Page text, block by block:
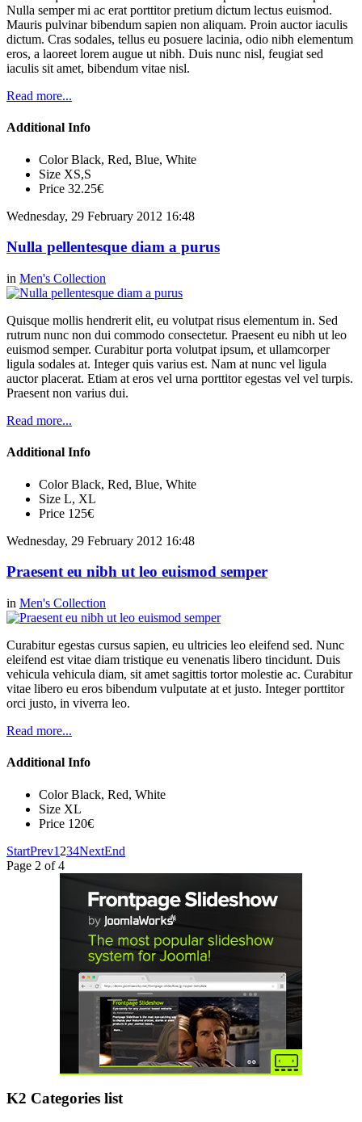
Nulla semper mi ac erat porttitor pretium dictum lectus euismod.
Mauris pulvinar bibendum sapien non aliquam. Proin auctor iaculis
dictum. Cras sodales, tellus eu posuere lacinia, odio nibh elementum
eros, a laoreet lorem augue ut nibh. Duis nunc nisl, feugiat sed
iaculis sit amet, bibendum vitae nisl.
Read more...
Additional Info
Color Black, Red, Blue, White
Size XS,S
Price 32.25€
Wednesday, 29 February 2012 16:48
Nulla pellentesque diam a purus
in Men's Collection
Quisque mollis hendrerit elit, eu volutpat risus elementum in. Sed
rutrum nunc non dui commodo consectetur. Praesent eu nibh ut leo
euismod semper. Curabitur porta volutpat ipsum, et ullamcorper
ligula sodales at. Integer quis varius est. Nam at nunc vel ligula
auctor placerat. Etiam at eros vel urna porttitor egestas vel vel turpis.
Praesent non varius dui.
Read more...
Additional Info
Color Black, Red, Blue, White
Size L, XL
Price 125€
Wednesday, 29 February 2012 16:48
Praesent eu nibh ut leo euismod semper
in Men's Collection
Curabitur egestas cursus sapien, eu ultricies leo eleifend sed. Nunc
eleifend est vitae diam tristique eu venenatis libero tincidunt. Duis
vehicula vehicula diam, sit amet sagittis tortor molestie ac. Curabitur
vitae libero eu eros bibendum vulputate at et justo. Integer porttitor
orci justo, in viverra leo.
Read more...
Additional Info
Color Black, Red, White
Size XL
Price 120€
StartPrev1 234NextEnd
Page 2 of 4
K2 Categories list